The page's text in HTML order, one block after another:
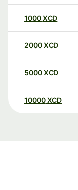
1000XCD
2000XCD
5000XCD
10000 XCD